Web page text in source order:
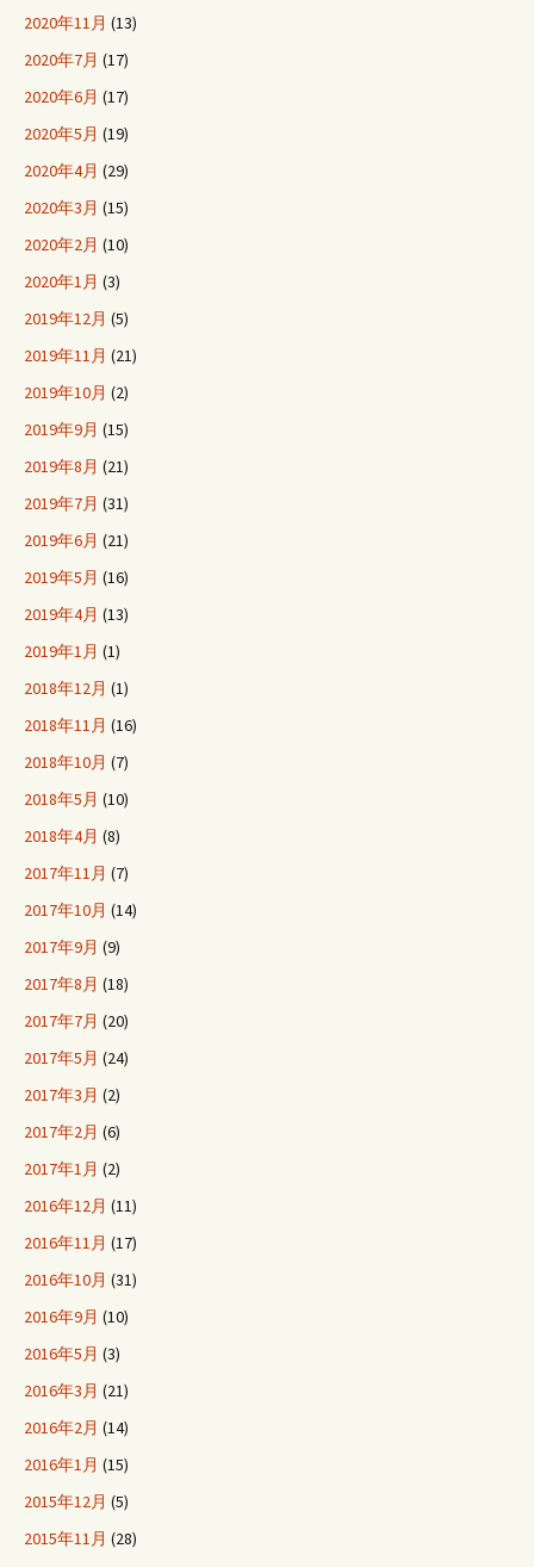
2020年11月 (13)
2020年7月 (17)
2020年6月 (17)
2020年5月 (19)
2020年4月 (29)
2020年3月 (15)
2020年2月 (10)
2020年1月 (3)
2019年12月 (5)
2019年11月 (21)
2019年10月 (2)
2019年9月 (15)
2019年8月 (21)
2019年7月 (31)
2019年6月 (21)
2019年5月 (16)
2019年4月 (13)
2019年1月 (1)
2018年12月 (1)
2018年11月 (16)
2018年10月 (7)
2018年5月 (10)
2018年4月 (8)
2017年11月 (7)
2017年10月 (14)
2017年9月 (9)
2017年8月 (18)
2017年7月 (20)
2017年5月 (24)
2017年3月 (2)
2017年2月 (6)
2017年1月 (2)
2016年12月 (11)
2016年11月 (17)
2016年10月 (31)
2016年9月 (10)
2016年5月 (3)
2016年3月 (21)
2016年2月 (14)
2016年1月 (15)
2015年12月 (5)
2015年11月 (28)